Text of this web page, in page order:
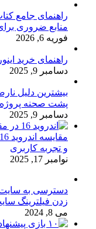
راهنمای جامع
منابع ضروری
فوریه 6, 2026
راهنمای خرید
دسامبر 9, 2025
بیشترین دلیل
پشت صحنه
دسامبر 9, 2025
و تجربه کاربری
نوامبر 17, 2025
دسترسی به سایت
زدن فیلترینگ
می 8, 2024